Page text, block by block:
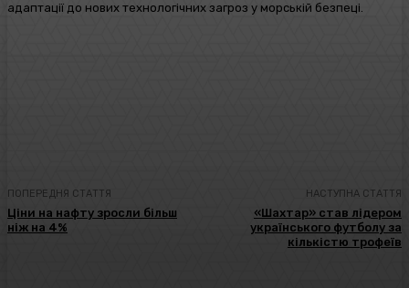
адаптації до нових технологічних загроз у морській безпеці.
ПОПЕРЕДНЯ СТАТТЯ
Ціни на нафту зросли більш
ніж на 4%
НАСТУПНА СТАТТЯ
«Шахтар» став лідером
українського футболу за
кількістю трофеїв